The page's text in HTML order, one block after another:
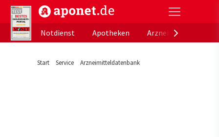
aponet.de - Das offizielle Gesundheitsportal der
Notdienst
Apotheken
Start Service Arzneimitteldatenbank